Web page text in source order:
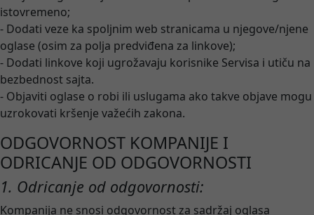
istovremeno;
- Dodati veze ka spoljnim web stranicama u njegove/njene
oglase (osim za polja predviđena za linkove);
- Dodati linkove koji ugrožavaju korisnike Servisa i utiču na
bezbednost sajta.
- Objaviti oglase o robi ili uslugama ako takve objave mogu
uzrokovati kršenje važećih zakona.
ODGOVORNOST KOMPANIJE I
ODRICANJE OD ODGOVORNOSTI
1. Odricanje od odgovornosti:
Kompanija ne snosi odgovornost za sadržaj oglasa